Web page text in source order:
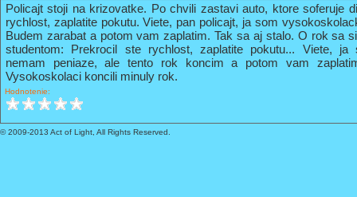
Policajt stoji na krizovatke. Po chvili zastavi auto, ktore soferuje
rychlost, zaplatite pokutu. Viete, pan policajt, ja som
Budem zarabat a potom vam zaplatim. Tak sa aj stalo. O rok sa
studentom: Prekrocil ste rychlost, zaplatite pokutu... Viete,
nemam peniaze, ale tento rok koncim a potom vam
Vysokoskolaci koncili minuly rok.
Hodnotenie:
© 2009-2013 Act of Light, All Rights Reserved.